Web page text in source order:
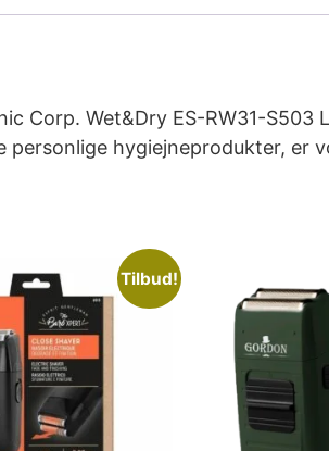
Corp. Wet&Dry ES-RW31-
hygiejneprodukter, er
Tilbud!